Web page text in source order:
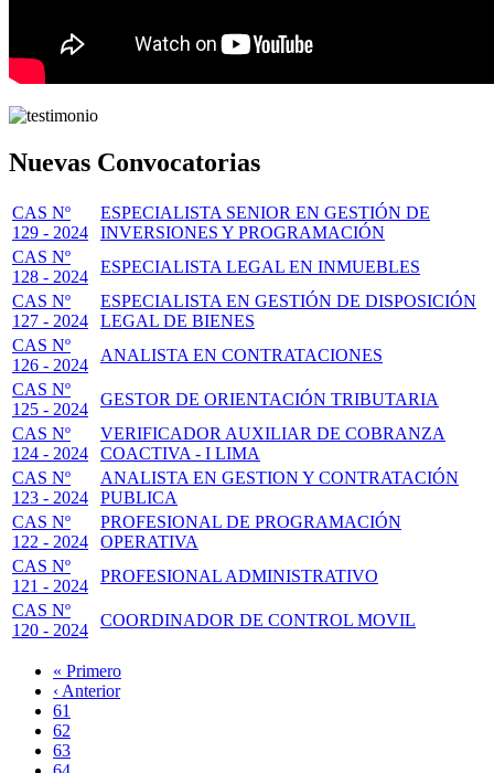
Nuevas Convocatorias
CAS Nº
129 - 2024
ESPECIALISTA SENIOR EN GESTIÓN DE
INVERSIONES Y PROGRAMACIÓN
CAS Nº
128 - 2024
ESPECIALISTA LEGAL EN INMUEBLES
CAS Nº
127 - 2024
ESPECIALISTA EN GESTIÓN DE DISPOSICIÓN
LEGAL DE BIENES
CAS Nº
126 - 2024
ANALISTA EN CONTRATACIONES
CAS Nº
125 - 2024
GESTOR DE ORIENTACIÓN TRIBUTARIA
CAS Nº
124 - 2024
VERIFICADOR AUXILIAR DE COBRANZA
COACTIVA - I LIMA
CAS Nº
123 - 2024
ANALISTA EN GESTION Y CONTRATACIÓN
PUBLICA
CAS Nº
122 - 2024
PROFESIONAL DE PROGRAMACIÓN
OPERATIVA
CAS Nº
121 - 2024
PROFESIONAL ADMINISTRATIVO
CAS Nº
120 - 2024
COORDINADOR DE CONTROL MOVIL
Paginación
Primera
página
« Primero
Página
anterior
‹ Anterior
Page
61
Page
62
Page
63